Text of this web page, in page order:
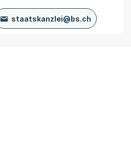
staatskanzlei@bs.ch